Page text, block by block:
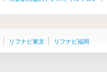
リフナビ東京 リフナビ福岡